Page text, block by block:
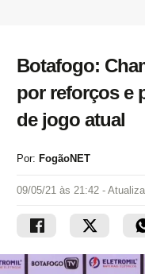
Botafogo:
por reforços e
de jogo atual
Por: FogãoNET
09/05/21 às 21:42 -